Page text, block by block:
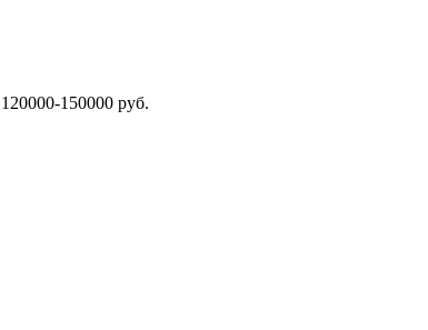
120000-150000 руб.